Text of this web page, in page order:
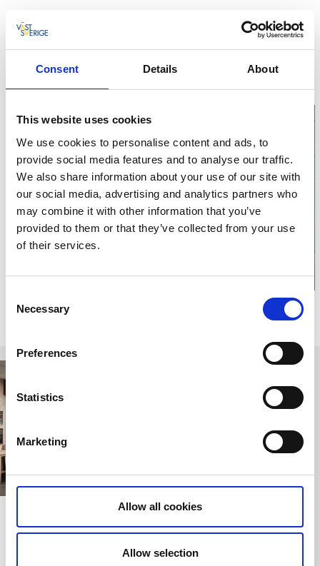
Consent Details About
This website uses cookies
We use cookies to personalise content and ads, to
provide social media features and to analyse our traffic.
We also share information about your use of our site with
our social media, advertising and analytics partners who
may combine it with other information that you’ve
provided to them or that they’ve collected from your use
of their services.
Selection
Necessary
Preferences
Statistics
Marketing
Allow all cookies
Allow selection
Grästorps Pizza Kök & Bar
Torgg. 2
Grästorp
Klicka för att visa
karta
Relaterade sidor
Kulturhuset
Oskar
Grästorp